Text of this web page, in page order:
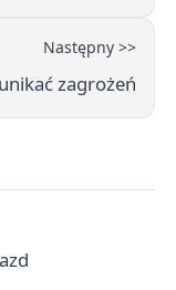
Następny >>
zagrożeń